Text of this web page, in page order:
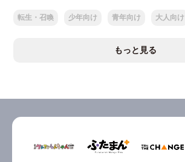
転生・召喚 少年向け 青年向け 大人向け
もっと見る